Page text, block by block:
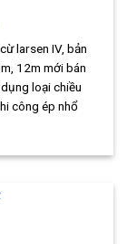
larsen IV, bản
12m mới bán
loại chiều
công ép nhổ